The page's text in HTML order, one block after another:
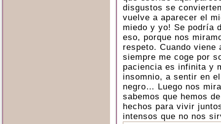
disgustos se
vuelve a aparecer el
miedo y yo! Se podría
eso, porque nos
respeto. Cuando
siempre me coge por
paciencia es infinita y
insomnio, a sentir en
negro… Luego nos
sabemos que hemos
hechos para vivir
intensos que no nos